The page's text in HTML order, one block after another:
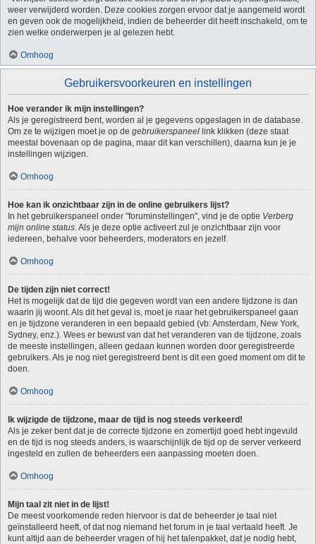
weer verwijderd worden. Deze cookies zorgen ervoor dat je aangemeld wordt
en geven ook de mogelijkheid, indien de beheerder dit heeft inschakeld, om te
zien welke onderwerpen je al gelezen hebt.
Omhoog
Gebruikersvoorkeuren en instellingen
Hoe verander ik mijn instellingen?
Als je geregistreerd bent, worden al je gegevens opgeslagen in de database.
Om ze te wijzigen moet je op de gebruikerspaneel link klikken (deze staat
meestal bovenaan op de pagina, maar dit kan verschillen), daarna kun je je
instellingen wijzigen.
Omhoog
Hoe kan ik onzichtbaar zijn in de online gebruikers lijst?
In het gebruikerspaneel onder "foruminstellingen", vind je de optie Verberg
mijn online status. Als je deze optie activeert zul je onzichtbaar zijn voor
iedereen, behalve voor beheerders, moderators en jezelf.
Omhoog
De tijden zijn niet correct!
Het is mogelijk dat de tijd die gegeven wordt van een andere tijdzone is dan
waarin jij woont. Als dit het geval is, moet je naar het gebruikerspaneel gaan
en je tijdzone veranderen in een bepaald gebied (vb: Amsterdam, New York,
Sydney, enz.). Wees er bewust van dat het veranderen van de tijdzone, zoals
de meeste instellingen, alleen gedaan kunnen worden door geregistreerde
gebruikers. Als je nog niet geregistreerd bent is dit een goed moment om dit te
doen.
Omhoog
Ik wijzigde de tijdzone, maar de tijd is nog steeds verkeerd!
Als je zeker bent dat je de correcte tijdzone en zomertijd goed hebt ingevuld
en de tijd is nog steeds anders, is waarschijnlijk de tijd op de server verkeerd
ingesteld en zullen de beheerders een aanpassing moeten doen.
Omhoog
Mijn taal zit niet in de lijst!
De meest voorkomende reden hiervoor is dat de beheerder je taal niet
geïnstalleerd heeft, of dat nog niemand het forum in je taal vertaald heeft. Je
kunt altijd aan de beheerder vragen of hij het talenpakket, dat je nodig hebt,